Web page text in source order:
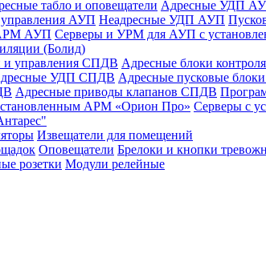
табло и оповещатели Адресные УДП
управления АУП Неадресные УДП АУП
АРМ АУП Серверы и УРМ для АУП с
(Болид)
и управления СПДВ Адресные блоки
УДП СПДВ Адресные пусковые
Адресные приводы клапанов СПДВ
АРМ «Орион Про» Серверы с
Извещатели для помещений
Оповещатели Брелоки и кнопки
розетки Модули релейные